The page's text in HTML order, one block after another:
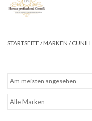
Neue Catering-Ausstattung
STARTSEITE /MARKEN /CUNILL